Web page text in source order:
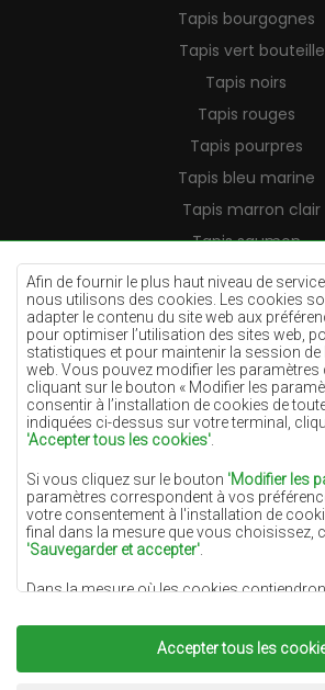
Afin de fournir le plus haut niveau de
nous utilisons des cookies. Les cookies
adapter le contenu du site web aux
pour optimiser l’utilisation des sites web,
statistiques et pour maintenir la session de
web. Vous pouvez modifier les paramètres
cliquant sur le bouton « Modifier les
consentir à l’installation de cookies de
indiquées ci-dessus sur votre terminal,
'Accepter tous les cookies'
Si vous cliquez sur le bouton 'Modifier les
paramètres correspondent à vos
votre consentement à l'installation de
final dans la mesure que vous choisissez,
'Sauvegarder et accepter'
Dans la mesure où les cookies
du responsable du traitement des données
ou de tiers sous la forme de la fourniture de
qualité sur notre site Web et des activités de
responsable du traitement des données et
Accepter tous les
Tapis bourgognes
Tapis vert bouteille
Tapis noirs
Tapis rouges
Tapis pourpres
Tapis bleu marine
Tapis marron clair
Tapis saumon
Tapis crème
Tapis lilas
Tapis jaunes
Tapis menthe
Tapis bleus
Tapis oranges
Tapis gris
Tapis terre cuite
Tapis dorés